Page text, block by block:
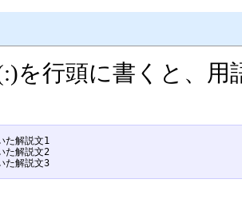
を行頭に書くと、
た解説文1
た解説文2
:用語3:いろいろ書いた解説文3